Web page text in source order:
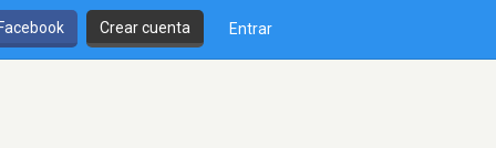
Crear cuenta Entrar